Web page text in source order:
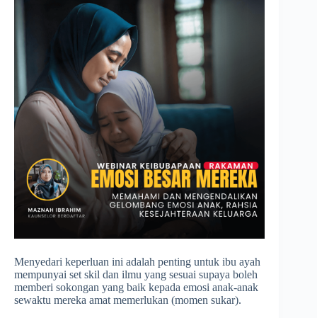
Menyedari keperluan ini adalah penting untuk ibu ayah
mempunyai set skil dan ilmu yang sesuai supaya boleh
memberi sokongan yang baik kepada emosi anak-anak
sewaktu mereka amat memerlukan (momen sukar).